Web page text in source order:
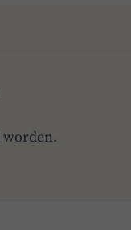
worden.